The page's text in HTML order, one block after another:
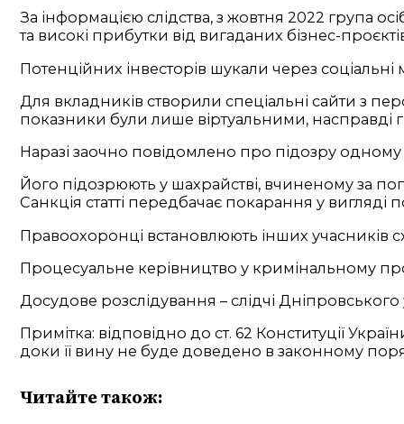
За інформацією слідства, з жовтня 2022 група
та високі прибутки від вигаданих бізнес-
Потенційних інвесторів шукали через
Для вкладників створили спеціальні сайти з
показники були лише віртуальними, насправді
Наразі заочно повідомлено про підозру одному
Його підозрюють у шахрайстві, вчиненому за
Санкція статті передбачає покарання у вигляді
Правоохоронці встановлюють інших учасників
Процесуальне керівництво у кримінальному
Досудове розслідування – слідчі Дніпровського
Примітка: відповідно до ст. 62 Конституції
доки її вину не буде доведено в законному
Читайте також: